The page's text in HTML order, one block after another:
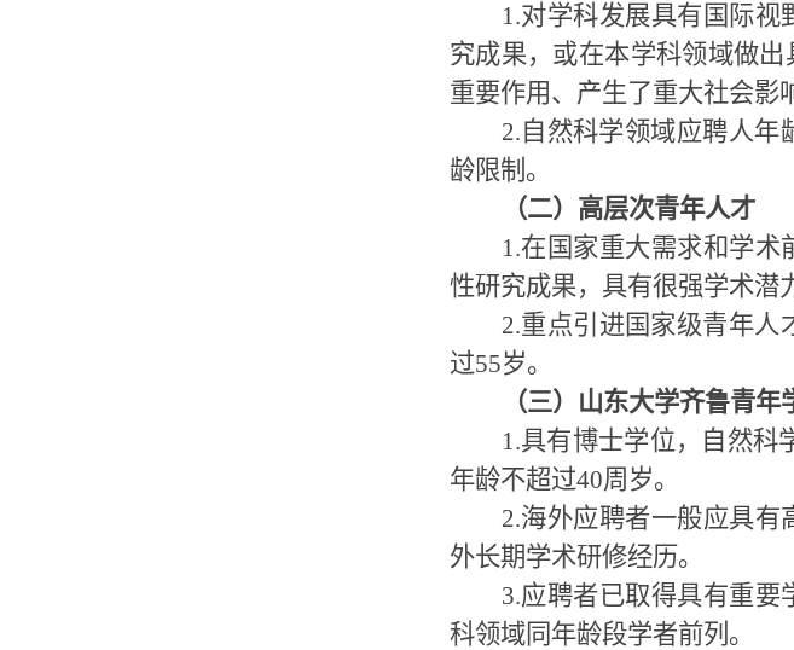
1.对学科发展具有国际视
究成果，或在本学科领域做
重要作用、产生了重大社会影
2.自然科学领域应聘人年
龄限制。
（二）高层次青年人才
1.在国家重大需求和学术
性研究成果，具有很强学术潜
2.重点引进国家级青年人
过55岁。
（三）山东大学齐鲁青年
1.具有博士学位，自然科
年龄不超过40周岁。
2.海外应聘者一般应具有
外长期学术研修经历。
3.应聘者已取得具有重要
科领域同年龄段学者前列。